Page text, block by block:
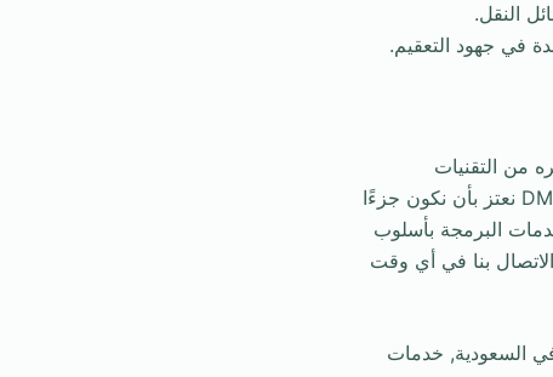
النقل.
في جهود التعقيم.
من التقنيات
المتقدمة لخلق تجربة حج أكثر أمانًا وكفاءة وراحة لملايين الحجاج. ونحن في شركة DMP SOFT نعتز بأن نكون جزءًا
خدمات البرمجة بأسلوب
بنا في أي وقت
السعودية, خدمات